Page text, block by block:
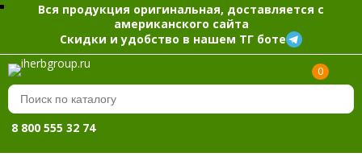
Вся продукция оригинальная, доставляется с
американского сайта
Скидки и удобство в нашем ТГ боте
0
8 800 555 32 74